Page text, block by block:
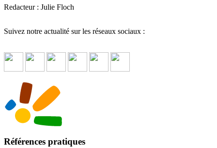
Redacteur : Julie Floch
Suivez notre actualité sur les réseaux sociaux :
Références pratiques